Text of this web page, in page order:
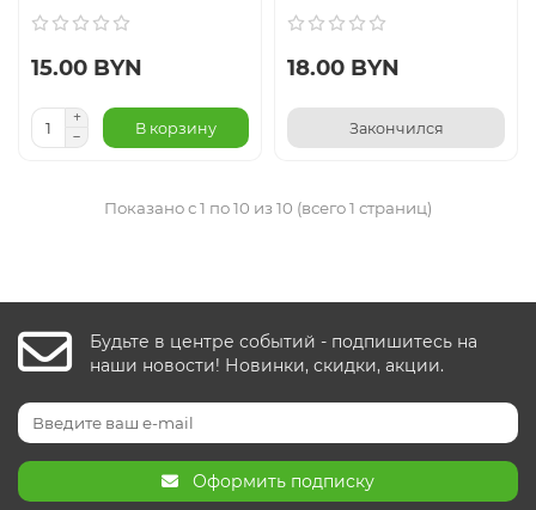
15.00 BYN
В корзину
18.00 BYN
Закончился
Показано с 1 по 10 из 10 (всего 1 страниц)
Будьте в центре событий - подпишитесь на
наши новости! Новинки, скидки, акции.
Оформить подписку